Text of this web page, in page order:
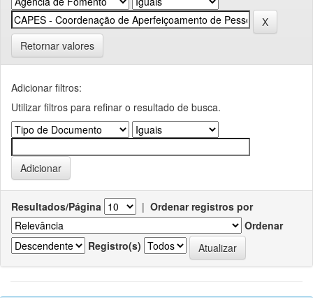
Retornar valores
Adicionar filtros:
Utilizar filtros para refinar o resultado de busca.
Resultados/Página | Ordenar registros por
Ordenar
Registro(s)